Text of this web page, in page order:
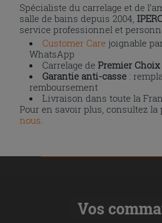
Spécialiste du carrelage et de
salle de bains depuis 2004,
service professionnel et
Customer Care joignable
WhatsApp
Carrelage dePremier Choix
Garantie anti-casse :
remboursement
Livraison dans toute la
Pour en savoir plus, consultez la
nous
Vos